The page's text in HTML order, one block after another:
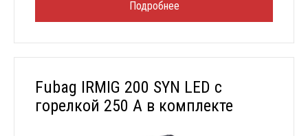
Подробнее
Fubag IRMIG 200 SYN LED с
горелкой 250 А в комплекте